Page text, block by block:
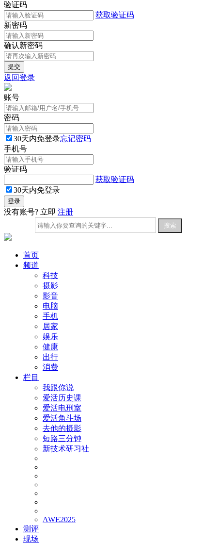
验证码
获取验证码
新密码
确认新密码
返回登录
账号
密码
30天内免登录忘记密码
手机号
验证码
获取验证码
30天内免登录
没有账号? 立即 注册
首页
频道
科技
摄影
影音
电脑
手机
居家
娱乐
健康
出行
消费
栏目
我跟你说
爱活历史课
爱活电刑室
爱活角斗场
去他的摄影
短路三分钟
新技术研习社
AWE2025
测评
现场